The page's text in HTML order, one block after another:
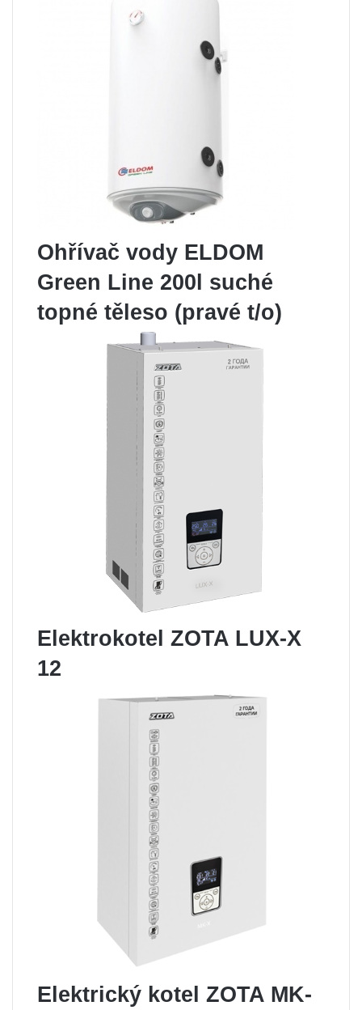
Ohřívač vody ELDOM
Green Line 200l suché
topné těleso (pravé t/o)
Elektrokotel ZOTA LUX-X
12
Elektrický kotel ZOTA MK-